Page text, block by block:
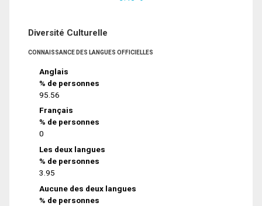
Diversité Culturelle
CONNAISSANCE DES LANGUES OFFICIELLES
Anglais
% de personnes
95.56
Français
% de personnes
0
Les deux langues
% de personnes
3.95
Aucune des deux langues
% de personnes